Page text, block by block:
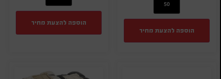
הוספה להצעת מחיר
הוספה להצעת מחיר